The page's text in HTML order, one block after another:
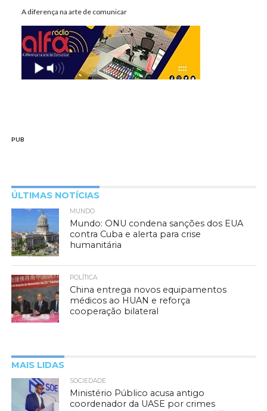
A diferença na arte de comunicar
PUB
ÚLTIMAS NOTÍCIAS
MUNDO
Mundo: ONU condena sanções dos EUA
contra Cuba e alerta para crise
humanitária
POLÍTICA
China entrega novos equipamentos
médicos ao HUAN e reforça
cooperação bilateral
MAIS LIDAS
SOCIEDADE
Ministério Público acusa antigo
coordenador da UASE por crimes